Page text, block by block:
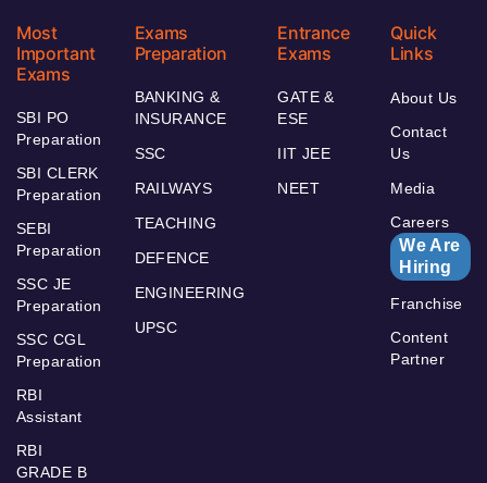
Most
Important
Exams
SBI PO
Preparation
SBI CLERK
Preparation
SEBI
Preparation
SSC JE
Preparation
SSC CGL
Preparation
RBI
Assistant
RBI
GRADE B
Exams
Preparation
BANKING &
INSURANCE
SSC
RAILWAYS
TEACHING
DEFENCE
ENGINEERING
UPSC
Entrance
Exams
GATE &
ESE
IIT JEE
NEET
Quick
Links
About Us
Contact
Us
Media
Careers
We Are
Hiring
Franchise
Content
Partner